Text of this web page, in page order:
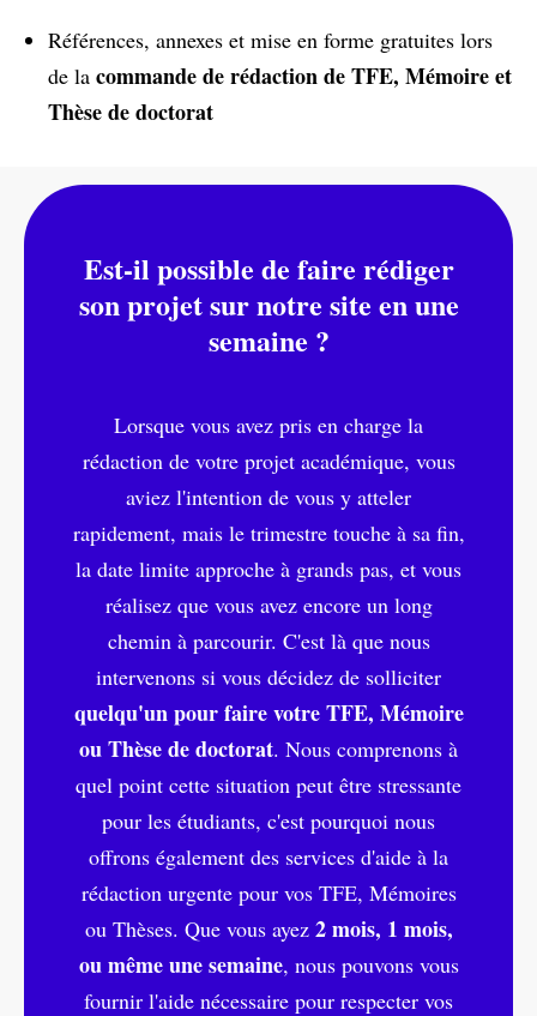
Références, annexes et mise en forme gratuites lors
de la commande de rédaction de TFE, Mémoire et
Thèse de doctorat
Est-il possible de faire rédiger
son projet sur notre site en une
semaine ?
Lorsque vous avez pris en charge la
rédaction de votre projet académique, vous
aviez l'intention de vous y atteler
rapidement, mais le trimestre touche à sa fin,
la date limite approche à grands pas, et vous
réalisez que vous avez encore un long
chemin à parcourir. C'est là que nous
intervenons si vous décidez de solliciter
quelqu'un pour faire votre TFE, Mémoire
ou Thèse de doctorat. Nous comprenons à
quel point cette situation peut être stressante
pour les étudiants, c'est pourquoi nous
offrons également des services d'aide à la
rédaction urgente pour vos TFE, Mémoires
ou Thèses. Que vous ayez 2 mois, 1 mois,
ou même une semaine, nous pouvons vous
fournir l'aide nécessaire pour respecter vos